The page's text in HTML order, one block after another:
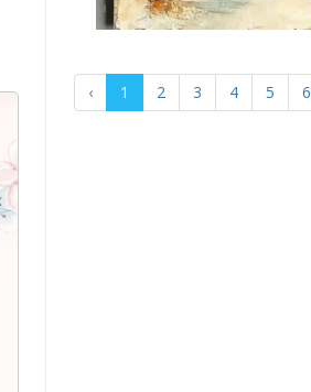
‹ 1 2 3 4 5 6